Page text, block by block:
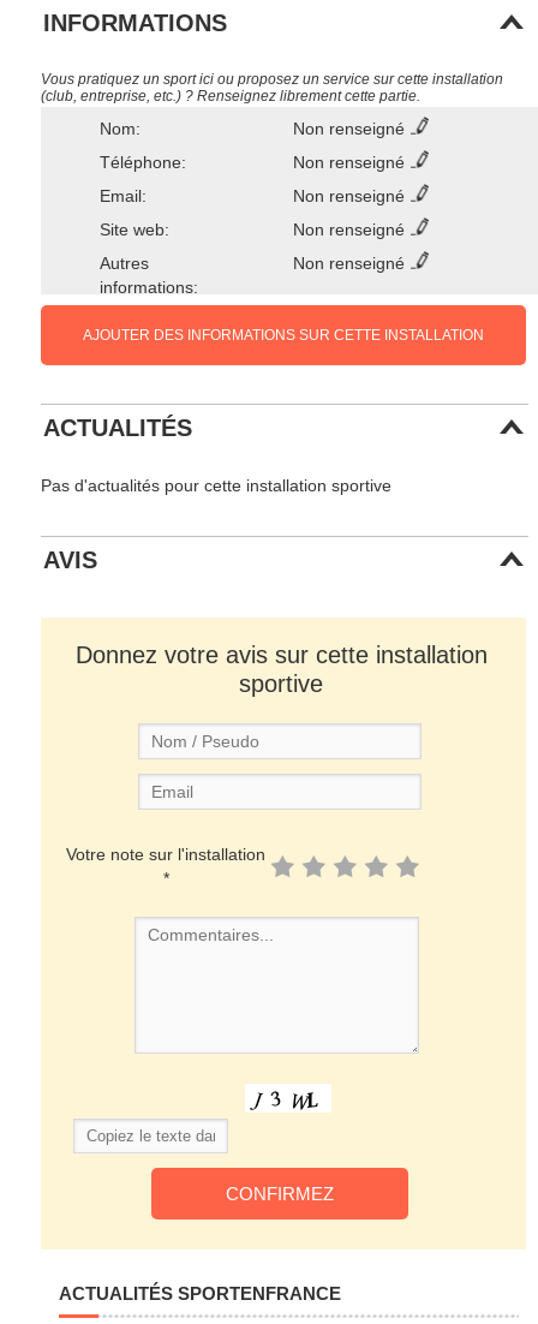
INFORMATIONS
Vous pratiquez un sport ici ou proposez un service sur cette installation
(club, entreprise, etc.) ? Renseignez librement cette partie.
Nom:
Non renseigné
Téléphone:
Non renseigné
Email:
Non renseigné
Site web:
Non renseigné
Autres
informations:
Non renseigné
AJOUTER DES INFORMATIONS SUR CETTE INSTALLATION
ACTUALITÉS
Pas d'actualités pour cette installation sportive
AVIS
Donnez votre avis sur cette installation
sportive
Votre note sur l'installation
*
ACTUALITÉS SPORTENFRANCE